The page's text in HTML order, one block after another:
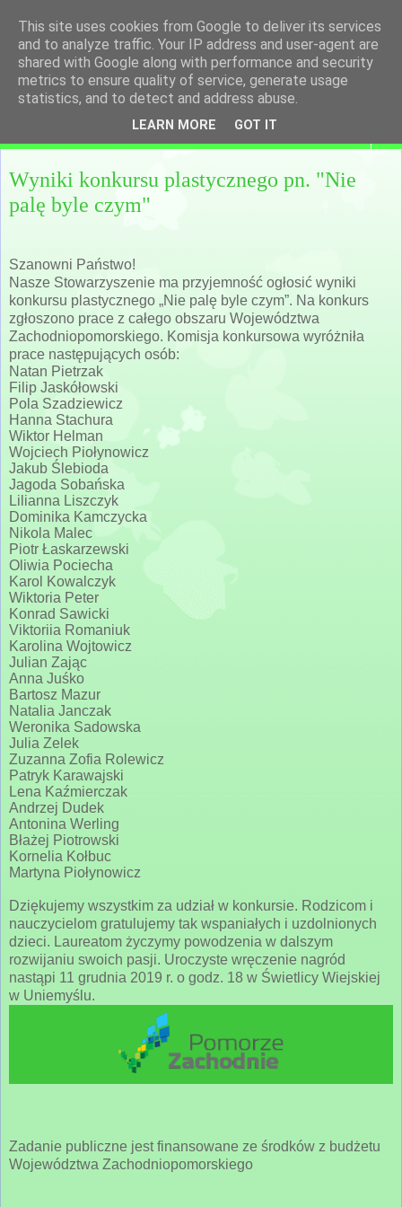
Wyniki konkursu plastycznego pn. "Nie
palę byle czym"
Szanowni Państwo!
Nasze Stowarzyszenie ma przyjemność ogłosić wyniki
konkursu plastycznego „Nie palę byle czym”. Na konkurs
zgłoszono prace z całego obszaru Województwa
Zachodniopomorskiego. Komisja konkursowa wyróżniła
prace następujących osób:
Natan Pietrzak
Filip Jaskółowski
Pola Szadziewicz
Hanna Stachura
Wiktor Helman
Wojciech Piołynowicz
Jakub Ślebioda
Jagoda Sobańska
Lilianna Liszczyk
Dominika Kamczycka
Nikola Malec
Piotr Łaskarzewski
Oliwia Pociecha
Karol Kowalczyk
Wiktoria Peter
Konrad Sawicki
Viktoriia Romaniuk
Karolina Wojtowicz
Julian Zając
Anna Juśko
Bartosz Mazur
Natalia Janczak
Weronika Sadowska
Julia Zelek
Zuzanna Zofia Rolewicz
Patryk Karawajski
Lena Kaźmierczak
Andrzej Dudek
Antonina Werling
Błażej Piotrowski
Kornelia Kołbuc
Martyna Piołynowicz
Dziękujemy wszystkim za udział w konkursie. Rodzicom i
nauczycielom gratulujemy tak wspaniałych i uzdolnionych
dzieci. Laureatom życzymy powodzenia w dalszym
rozwijaniu swoich pasji. Uroczyste wręczenie nagród
nastąpi 11 grudnia 2019 r. o godz. 18 w Świetlicy Wiejskiej
w Uniemyślu.
Zadanie publiczne jest finansowane ze środków z budżetu
Województwa Zachodniopomorskiego
This site uses cookies from Google to deliver its services
and to analyze traffic. Your IP address and user-agent are
shared with Google along with performance and security
metrics to ensure quality of service, generate usage
statistics, and to detect and address abuse.
LEARN MORE GOT IT